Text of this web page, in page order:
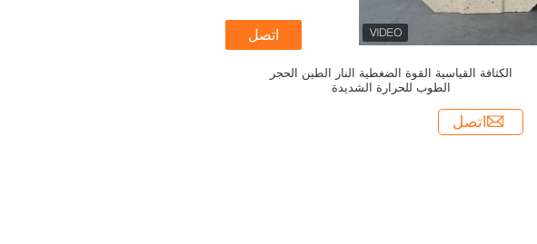
اتصل
الكثافة القياسية القوة الضغطية النار الطين الحجر
الطوب للحرارة الشديدة
اتصل